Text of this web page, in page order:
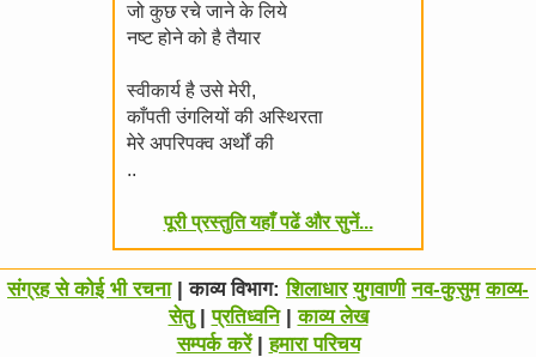
जो कुछ रचे जाने के लिये
नष्ट होने को है तैयार
स्वीकार्य है उसे मेरी,
काँपती उंगलियों की अस्थिरता
मेरे अपरिपक्व अर्थों की
..
पूरी प्रस्तुति यहाँ पढें और सुनें...
संग्रह से कोई भी रचना| काव्य विभाग:शिलाधार युगवाणी नव-कुसुम काव्य-
सेतु|प्रतिध्वनि|काव्य लेख
सम्पर्क करें|हमारा परिचय